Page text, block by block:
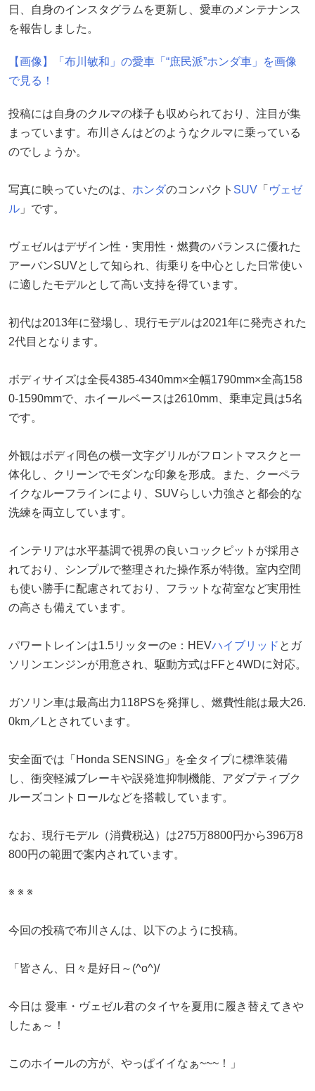
日、自身のインスタグラムを更新し、愛車のメンテナンス
を報告しました。
【画像】「布川敏和」の愛車「“庶民派”ホンダ車」を画像
で見る！
投稿には自身のクルマの様子も収められており、注目が集
まっています。布川さんはどのようなクルマに乗っている
のでしょうか。
写真に映っていたのは、 ホンダのコンパクト SUV 「 ヴェゼ
ル 」です。
ヴェゼルはデザイン性・実用性・燃費のバランスに優れた
アーバンSUVとして知られ、街乗りを中心とした日常使い
に適したモデルとして高い支持を得ています。
初代は2013年に登場し、現行モデルは2021年に発売された
2代目となります。
ボディサイズは全長4385-4340mm×全幅1790mm×全高158
0-1590mmで、ホイールベースは2610mm、乗車定員は5名
です。
外観はボディ同色の横一文字グリルがフロントマスクと一
体化し、クリーンでモダンな印象を形成。また、クーペラ
イクなルーフラインにより、SUVらしい力強さと都会的な
洗練を両立しています。
インテリアは水平基調で視界の良いコックピットが採用さ
れており、シンプルで整理された操作系が特徴。室内空間
も使い勝手に配慮されており、フラットな荷室など実用性
の高さも備えています。
パワートレインは1.5リッターのe：HEVハイブリッド とガ
ソリンエンジンが用意され、駆動方式はFFと4WDに対応。
ガソリン車は最高出力118PSを発揮し、燃費性能は最大26.
0km／Lとされています。
安全面では「Honda SENSING」を全タイプに標準装備
し、衝突軽減ブレーキや誤発進抑制機能、アダプティブク
ルーズコントロールなどを搭載しています。
なお、現行モデル（消費税込）は275万8800円から396万8
800円の範囲で案内されています。
※ ※ ※
今回の投稿で布川さんは、以下のように投稿。
「皆さん、日々是好日～(^o^)/
今日は 愛車・ヴェゼル君のタイヤを夏用に履き替えてきや
したぁ～！
このホイールの方が、やっぱイイなぁ~~~！」